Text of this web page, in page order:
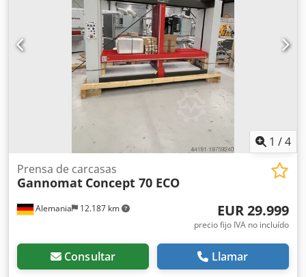
1 /4
Alemania 12.187 km
Prensa de carcasas
Gannomat Concept 70 ECO
EUR 29.999
precio fijo IVA no incluído
Consultar Llamar